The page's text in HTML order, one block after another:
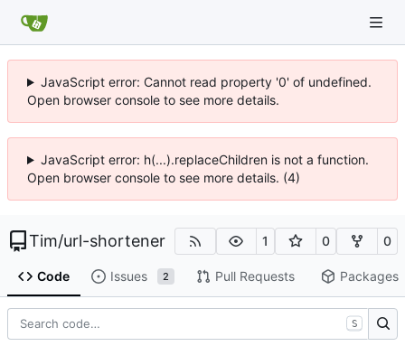
JavaScript error: Cannot read property '0' of undefined.
Open browser console to see more details.
JavaScript error: h(...).replaceChildren is not a function.
Open browser console to see more details. (4)
Tim/url-shortener 1 0 0
Code Issues 2 Pull Requests Packages
S